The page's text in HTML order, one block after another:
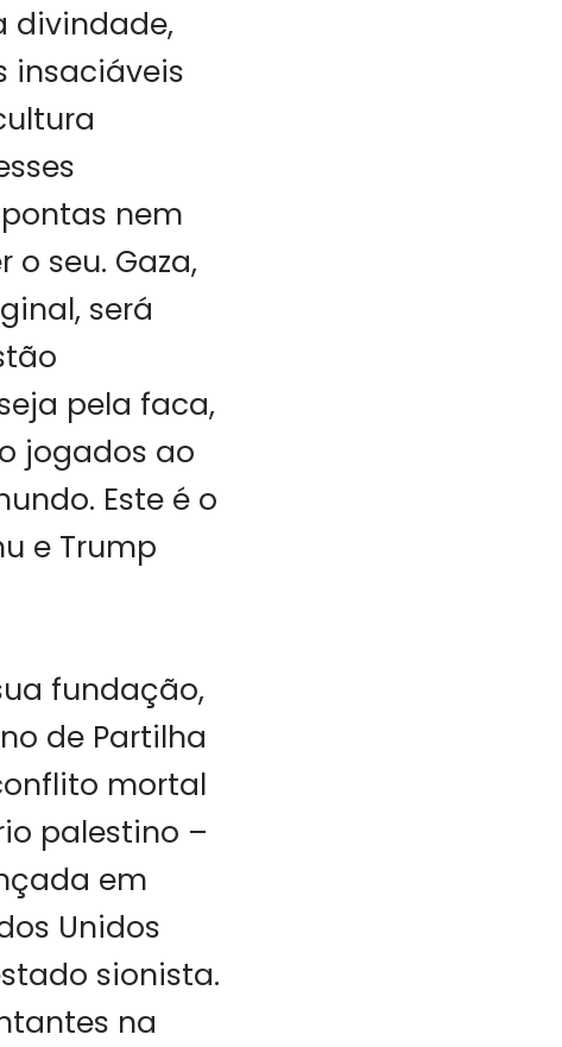
divindade,
insaciáveis
nem
seu. Gaza,
será
pela faca,
jogados ao
Este é o
e Trump
fundação,
de Partilha
mortal
palestino –
em
Unidos
sionista.
na